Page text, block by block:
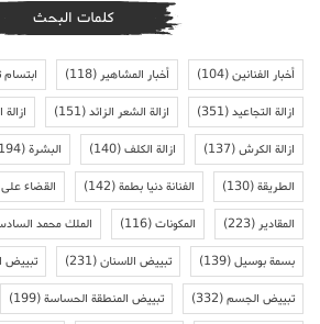
كلمات البحث
أخبار الفنانين(104) أخبار المشاهير(118)
ازالة التجاعيد(351) ازالة الشعر الزائد(151)
ازالة الكرش(137) ازالة الكلف(140) البشرة(194)
الطريقة(130) الفنانة دنيا بطمة(142) القضاء
المقادير(223) المكونات(116) الملك محمد
بسمة بوسيل(139) تبييض الاسنان(231) تبييض
تبييض الجسم(332) تبييض المنطقة الحساسة(199)